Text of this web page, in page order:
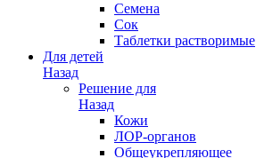
Семена
Сок
Таблетки растворимые
Для детей
Назад
Решение для
Назад
Кожи
ЛОР-органов
Общеукрепляющее